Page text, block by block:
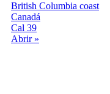
British Columbia coast
Canadá
Cal 39
Abrir »